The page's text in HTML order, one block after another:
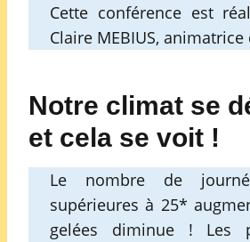
Cette conférence est
Claire MEBIUS, animatrice
Notre climat se
et cela se voit !
Le nombre de
supérieures à 25*
gelées diminue ! Les